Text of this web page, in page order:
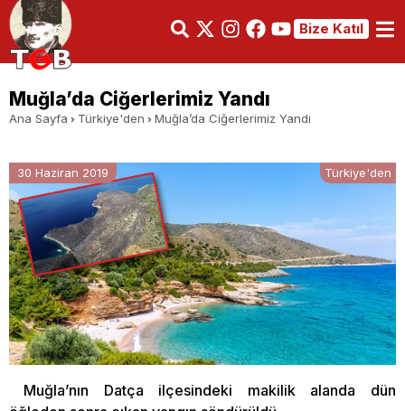
Bize Katıl
Muğla’da Ciğerlerimiz Yandı
Ana Sayfa Türkiye'den Muğla’da Ciğerlerimiz Yandı
30 Haziran 2019 Türkiye'den
Muğla’nın Datça ilçesindeki makilik alanda dün